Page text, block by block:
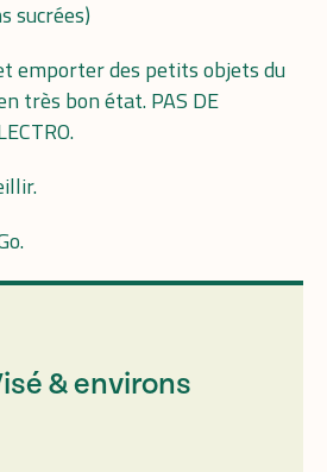
sucrées)
emporter des petits objets du
très bon état. PAS DE
& environs